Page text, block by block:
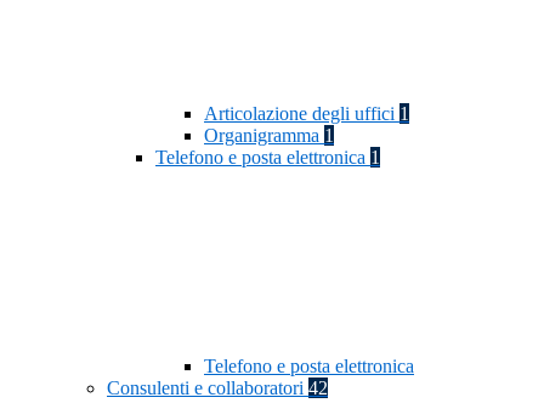
Articolazione degli uffici 1
Organigramma 1
Telefono e posta elettronica 1
Telefono e posta elettronica
Consulenti e collaboratori 42